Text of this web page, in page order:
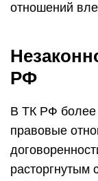
отношений
РФ
В ТК РФ более
правовые
расторгнутым